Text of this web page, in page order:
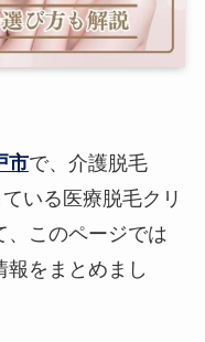
市で、介護脱毛
いる医療脱毛クリ
、このページでは
報をまとめまし